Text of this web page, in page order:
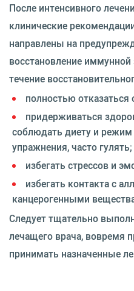
После интенсивного
клинические
направлены на
восстановление
течение
полностью отказаться
придерживаться
соблюдать диету и
упражнения, часто гулять;
избегать стрессов и
избегать контакта с
канцерогенными
Следует тщательно
лечащего врача, вовремя
принимать назначенные